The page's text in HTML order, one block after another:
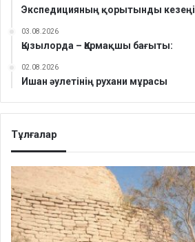
Экспедицияның қорытынды кезеңі
03.08.2026
Қызылорда – Қармақшы бағыты:
02.08.2026
Ишан әулетінің рухани мұрасы
Тұлғалар